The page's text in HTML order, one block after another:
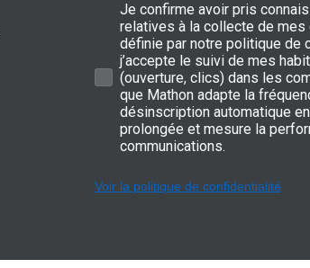
Je confirme avoir pris
relatives à la collecte de
définie par notre politique de
j’accepte le suivi de mes
(ouverture, clics) dans les
que Mathon adapte la
désinscription automatique
prolongée et mesure la
communications.
Voir la politique de confidentialité